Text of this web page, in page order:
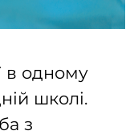
в одному
школі.
з